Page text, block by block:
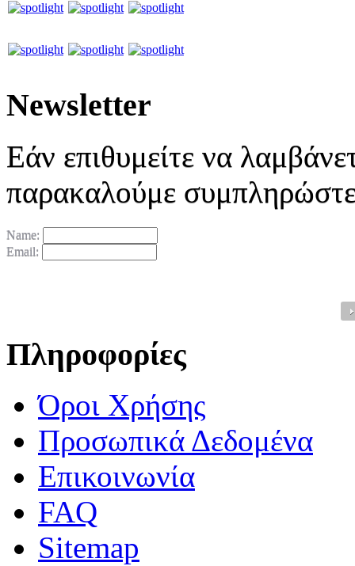
Newsletter
Εάν επιθυμείτε να
παρακαλούμε
Name:
Email:
Πληροφορίες
Όροι Χρήσης
Προσωπικά Δεδομένα
Επικοινωνία
FAQ
Sitemap